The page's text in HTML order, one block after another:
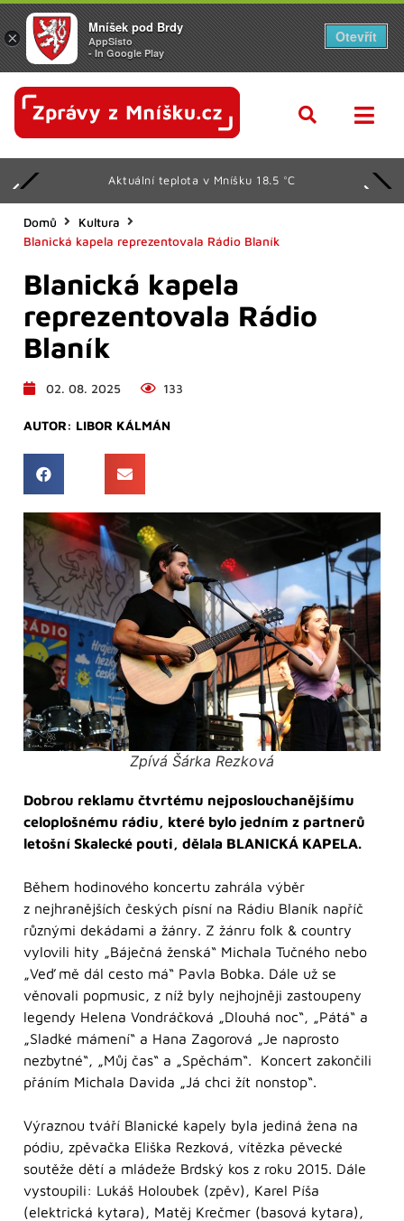
Aktuální teplota v Mníšku 18.5 °C
Domů
Kultura
Blanická kapela reprezentovala Rádio Blaník
Blanická kapela
reprezentovala Rádio
Blaník
02. 08. 2025 133
AUTOR: LIBOR KÁLMÁN
Zpívá Šárka Rezková
Dobrou reklamu čtvrtému nejposlouchanějšímu
celoplošnému rádiu, které bylo jedním z partnerů
letošní Skalecké pouti, dělala BLANICKÁ KAPELA.
Během hodinového koncertu zahrála výběr
z nejhranějších českých písní na Rádiu Blaník napříč
různými dekádami a žánry. Z žánru folk & country
vylovili hity „Báječná ženská“ Michala Tučného nebo
„Veď mě dál cesto má“ Pavla Bobka. Dále už se
věnovali popmusic, z níž byly nejhojněji zastoupeny
legendy Helena Vondráčková „Dlouhá noc“, „Pátá“ a
„Sladké mámení“ a Hana Zagorová „Je naprosto
nezbytné“, „Můj čas“ a „Spěchám“. Koncert zakončili
přáním Michala Davida „Já chci žít nonstop“.
Výraznou tváří Blanické kapely byla jediná žena na
pódiu, zpěvačka Eliška Rezková, vítězka pěvecké
soutěže dětí a mládeže Brdský kos z roku 2015. Dále
vystoupili: Lukáš Holoubek (zpěv), Karel Píša
(elektrická kytara), Matěj Krečmer (basová kytara),
×
Mníšek pod Brdy
AppSisto
- In Google Play
Otevřít